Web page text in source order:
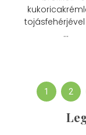
…
1 2